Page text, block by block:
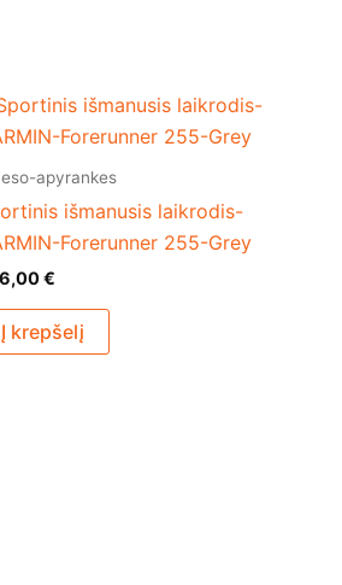
apyrankes
išmanusis laikrodis-
Forerunner 255-Grey
€
Į krepšelį